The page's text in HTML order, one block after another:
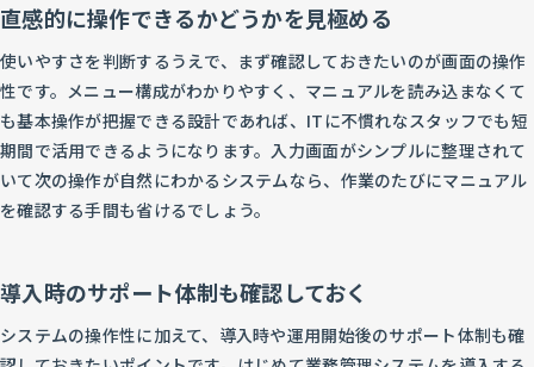
直感的に操作できるかどうかを見極める
使いやすさを判断するうえで、まず確認しておきたいのが画面の操作
性です。メニュー構成がわかりやすく、マニュアルを読み込まなくて
も基本操作が把握できる設計であれば、ITに不慣れなスタッフでも短
期間で活用できるようになります。入力画面がシンプルに整理されて
いて次の操作が自然にわかるシステムなら、作業のたびにマニュアル
を確認する手間も省けるでしょう。
導入時のサポート体制も確認しておく
システムの操作性に加えて、導入時や運用開始後のサポート体制も確